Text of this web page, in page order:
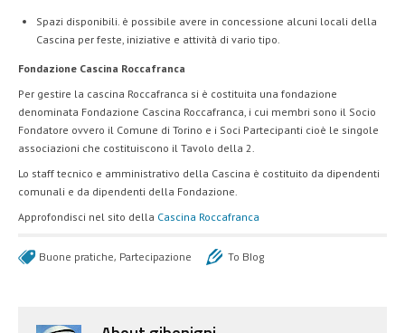
Spazi disponibili. è possibile avere in concessione alcuni locali della
Cascina per feste, iniziative e attività di vario tipo.
Fondazione Cascina Roccafranca
Per gestire la cascina Roccafranca si è costituita una fondazione
denominata Fondazione Cascina Roccafranca, i cui membri sono il Socio
Fondatore ovvero il Comune di Torino e i Soci Partecipanti cioè le singole
associazioni che costituiscono il Tavolo della 2.
Lo staff tecnico e amministrativo della Cascina è costituito da dipendenti
comunali e da dipendenti della Fondazione.
Approfondisci nel sito della Cascina Roccafranca
Buone pratiche, Partecipazione To Blog